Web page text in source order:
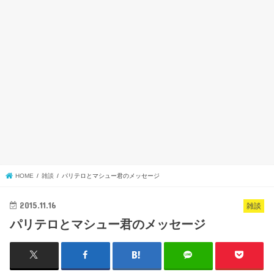
HOME 雑談 パリテロとマシュー君のメッセージ
雑談
2015.11.16
パリテロとマシュー君のメッセージ